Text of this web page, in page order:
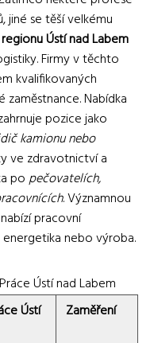
jiné se těší velkému
Ústí nad Labem
Firmy v těchto
kvalifikovaných
Nabídka
pozice jako
kamionu nebo
ve zdravotnictví a
popečovatelích,
. Významnou
pracovní
nebo výroba.
Ústí nad Labem
Ústí
Zaměření